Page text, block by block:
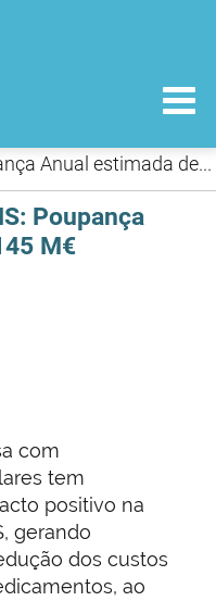
Biossimilares no SNS: Poupança Anual estimada de 145 M€
Poupança
M€
com
tem
positivo na
gerando
dos custos
ao